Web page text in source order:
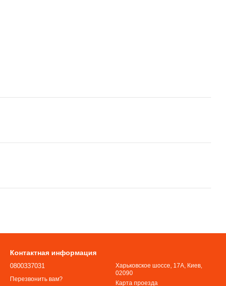
Контактная информация
0800337031
Перезвонить вам?
Харьковское шоссе, 17А, Киев,
02090
Карта проезда